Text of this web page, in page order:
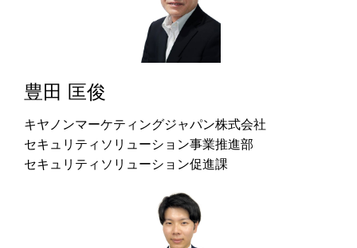
豊田 匡俊
キヤノンマーケティングジャパン株式会社
セキュリティソリューション事業推進部
セキュリティソリューション促進課